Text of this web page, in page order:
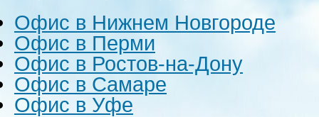
Офис в Нижнем Новгороде
Офис в Перми
Офис в Ростов-на-Дону
Офис в Самаре
Офис в Уфе